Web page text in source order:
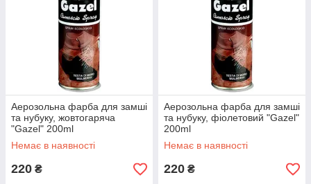
Аерозольна фарба для замші
та нубуку, жовтогаряча
"Gazel" 200ml
Немає в наявності
220 ₴
Аерозольна фарба для замші
та нубуку, фіолетовий "Gazel"
200ml
Немає в наявності
220 ₴